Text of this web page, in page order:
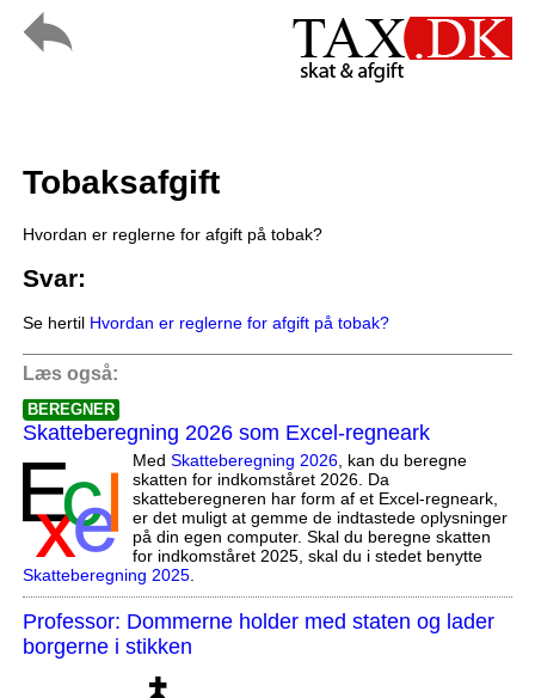
Tobaksafgift
Hvordan er reglerne for afgift på tobak?
Svar:
Se hertil Hvordan er reglerne for afgift på tobak?
Læs også:
BEREGNER
Skatteberegning 2026 som Excel-regneark
Med Skatteberegning 2026, kan du beregne
skatten for indkomståret 2026. Da
skatteberegneren har form af et Excel-regneark,
er det muligt at gemme de indtastede oplysninger
på din egen computer. Skal du beregne skatten
for indkomståret 2025, skal du i stedet benytte
Skatteberegning 2025.
Professor: Dommerne holder med staten og lader
borgerne i stikken